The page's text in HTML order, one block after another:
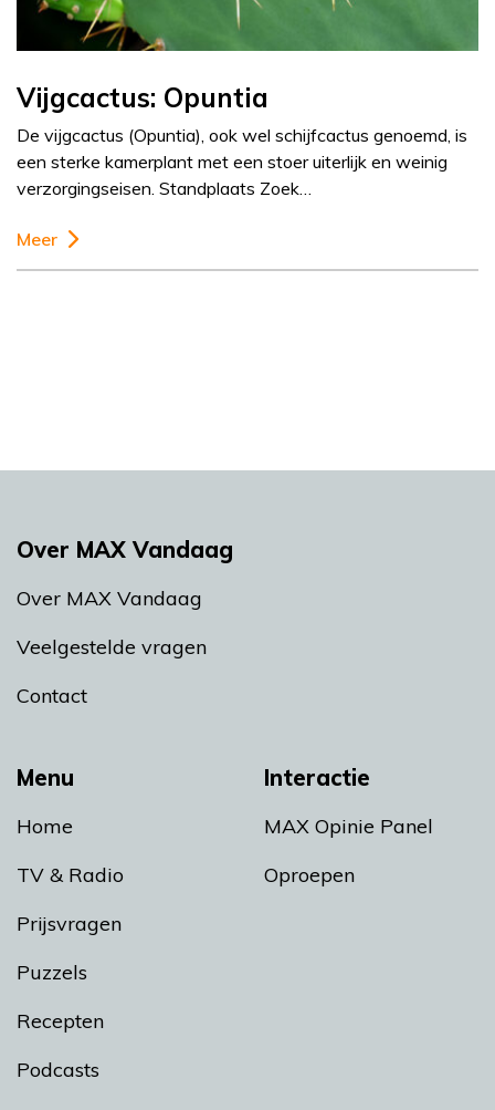
Vijgcactus: Opuntia
De vijgcactus (Opuntia), ook wel schijfcactus genoemd, is
een sterke kamerplant met een stoer uiterlijk en weinig
verzorgingseisen. Standplaats Zoek…
Meer
Menu
Home
TV & Radio
Prijsvragen
Puzzels
Recepten
Podcasts
Interactie
MAX Opinie Panel
Oproepen
Over MAX Vandaag
Over MAX Vandaag
Veelgestelde vragen
Contact